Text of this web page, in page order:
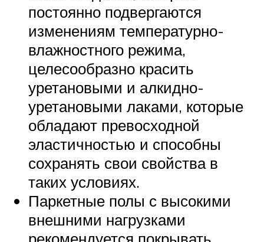
постоянно подвергаются
изменениям температурно-
влажностного режима,
целесообразно красить
уретановыми и алкидно-
уретановыми лаками, которые
обладают превосходной
эластичностью и способны
сохранять свои свойства в
таких условиях.
Паркетные полы с высокими
внешними нагрузками